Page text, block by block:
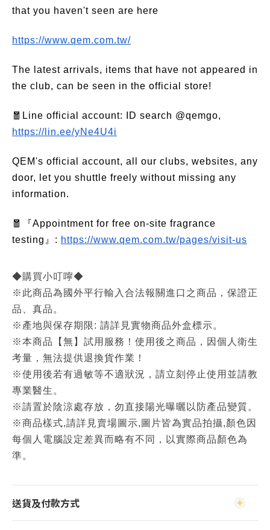
that you haven't seen are here
https://www.qem.com.tw/
The latest arrivals, items that have not appeared in
the club, can be seen in the official store!
🧧Line official account: ID search @qemgo,
https://lin.ee/yNe4U4i
QEM's official account, all our clubs, websites, any
door, let you shuttle freely without missing any
information.
🧧『Appointment for free on-site fragrance
testing』: https://www.qem.com.tw/pages/visit-us
◆購買小叮嚀◆
※此商品為國外平行輸入合法報關進口之商品，保證正
品、真品。
※產地與保存期限: 請詳見實物商品外盒標示。
※本商品【無】試用服務！使用後之商品，因個人衛生
考量，無法提供退換貨作業！
※使用後若有過敏等不適狀況，請立刻停止使用並請教
專業醫生。
※請置於陰涼處存放，勿直接陽光曝曬以防產品變質。
※商品樣式,請詳見賣場圖示,圖片皆為實品拍攝,顏色因
每個人電腦設定差異而略有不同，以實際商品顏色為
準。
送貨及付款方式